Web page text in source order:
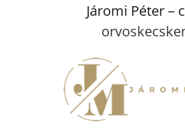
Járomi Péter –